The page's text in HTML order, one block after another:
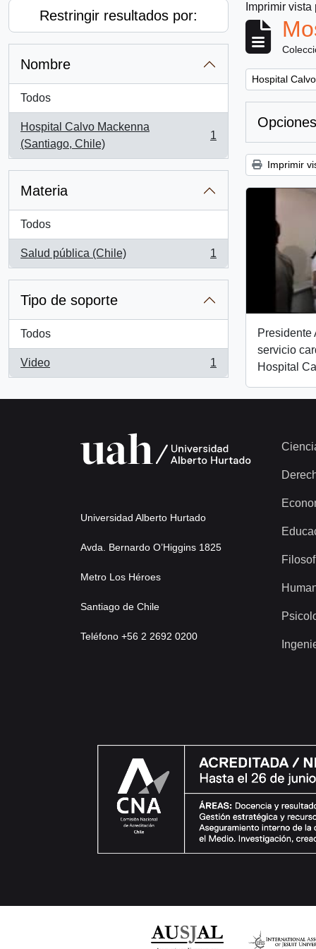
Restringir resultados por:
Nombre
Todos
Hospital Calvo Mackenna
(Santiago, Chile)
, 1 resultados
1
Materia
Todos
Salud pública (Chile)
, 1 resultados
1
Tipo de soporte
Todos
Video
, 1 resultados
1
Imprimir
Remove filter:
Hospital
Imprimir
Presidente
servicio
Hospital
Universidad Alberto Hurtado
Avda. Bernardo O’Higgins 1825
Metro Los Héroes
Santiago de Chile
Teléfono +56 2 2692 0200